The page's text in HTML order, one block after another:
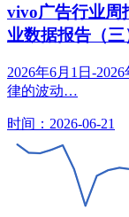
vivo广告行业周
业数据报告（三
2026年6月1日-
律的波动…
时间：2026-06-21